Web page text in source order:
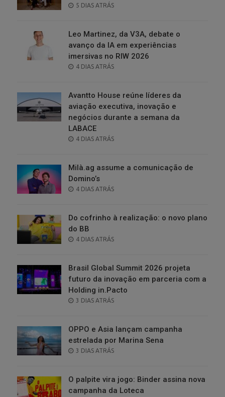
POSTED
5 DIAS ATRÁS
Leo Martinez, da V3A, debate o
avanço da IA em experiências
imersivas no RIW 2026
POSTED
4 DIAS ATRÁS
Avantto House reúne líderes da
aviação executiva, inovação e
negócios durante a semana da
LABACE
POSTED
4 DIAS ATRÁS
Milà.ag assume a comunicação de
Domino’s
POSTED
4 DIAS ATRÁS
Do cofrinho à realização: o novo plano
do BB
POSTED
4 DIAS ATRÁS
Brasil Global Summit 2026 projeta
futuro da inovação em parceria com a
Holding in.Pacto
POSTED
3 DIAS ATRÁS
OPPO e Asia lançam campanha
estrelada por Marina Sena
POSTED
3 DIAS ATRÁS
O palpite vira jogo: Binder assina nova
campanha da Loteca